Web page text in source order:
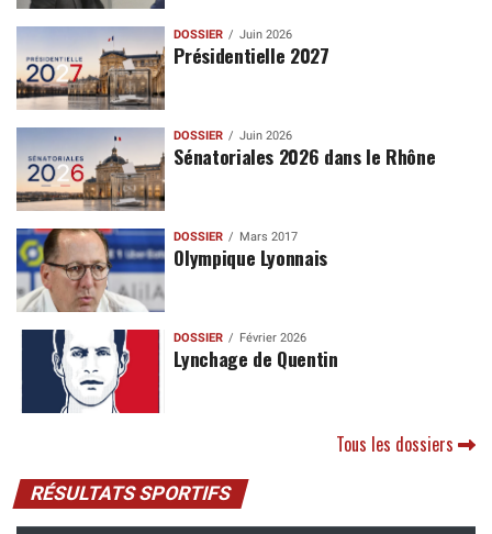
DOSSIER Juin 2026
Présidentielle 2027
DOSSIER Juin 2026
Sénatoriales 2026 dans le Rhône
DOSSIER Mars 2017
Olympique Lyonnais
DOSSIER Février 2026
Lynchage de Quentin
Tous les dossiers
RÉSULTATS SPORTIFS